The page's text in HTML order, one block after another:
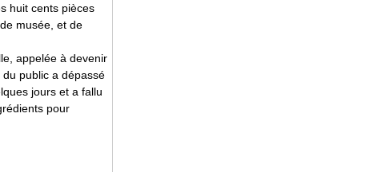
huit cents pièces
musée, et de
appelée à devenir
public a dépassé
jours et a fallu
pour